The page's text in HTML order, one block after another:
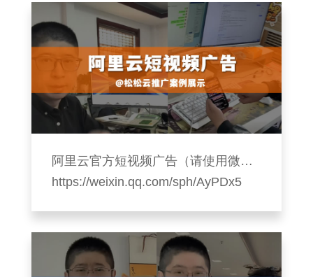
阿里云官方短视频广告（请使用微信观看）
https://weixin.qq.com/sph/AyPDx5